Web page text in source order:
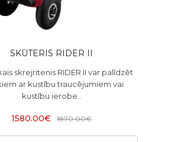
SKŪTERIS RIDER II
skrejritenis RIDER II var palīdzēt
ar kustību traucējumiem vai
kustību ierobe..
1580.00€ 1870.00€